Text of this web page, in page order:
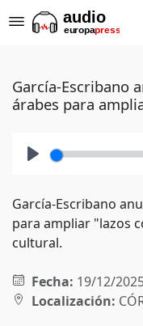
García-Escribano
árabes para
García-Escribano
para ampliar "lazos
cultural.
Fecha: 19/12/
Localización: